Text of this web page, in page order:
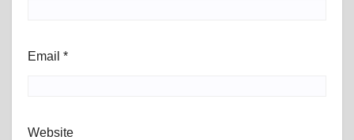
Email *
Website